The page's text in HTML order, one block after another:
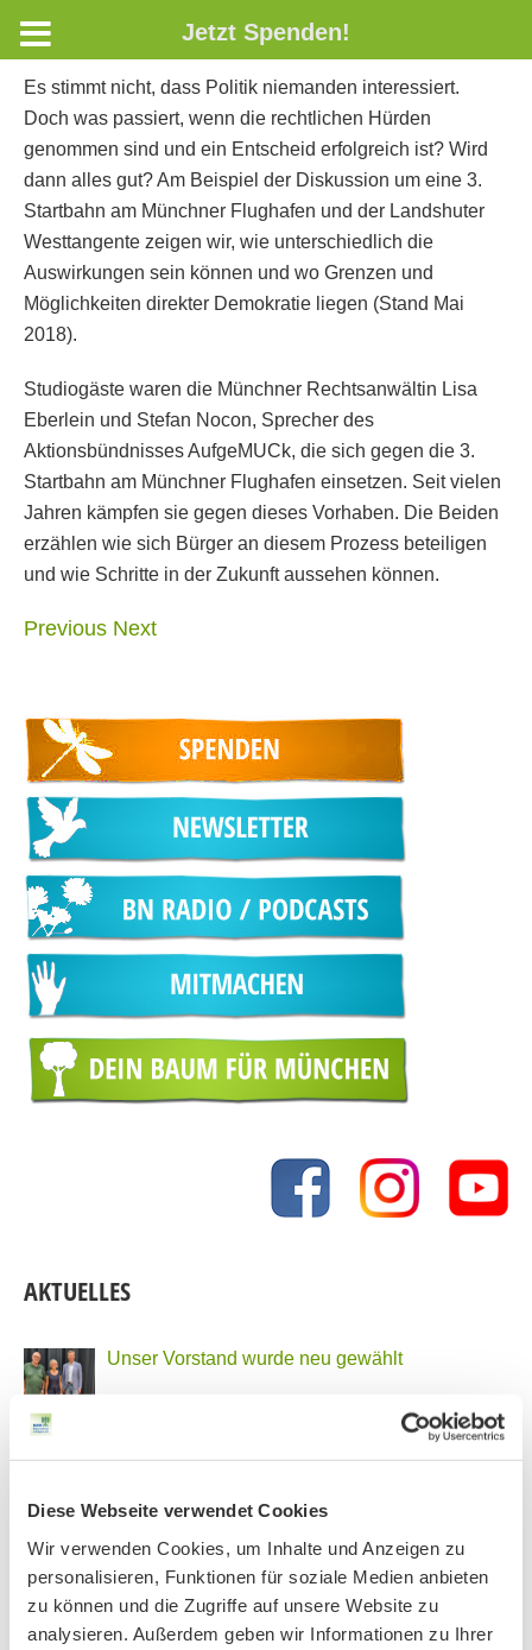
Diese Webseite verwendet Cookies
Wir verwenden Cookies, um Inhalte und Anzeigen zu
personalisieren, Funktionen für soziale Medien anbieten
zu können und die Zugriffe auf unsere Website zu
analysieren. Außerdem geben wir Informationen zu Ihrer
Es stimmt nicht, dass Politik niemanden interessiert.
Doch was passiert, wenn die rechtlichen Hürden
genommen sind und ein Entscheid erfolgreich ist? Wird
dann alles gut? Am Beispiel der Diskussion um eine 3.
Startbahn am Münchner Flughafen und der Landshuter
Westtangente zeigen wir, wie unterschiedlich die
Auswirkungen sein können und wo Grenzen und
Möglichkeiten direkter Demokratie liegen (Stand Mai
2018).
Studiogäste waren die Münchner Rechtsanwältin Lisa
Eberlein und Stefan Nocon, Sprecher des
Aktionsbündnisses AufgeMUCk, die sich gegen die 3.
Startbahn am Münchner Flughafen einsetzen. Seit vielen
Jahren kämpfen sie gegen dieses Vorhaben. Die Beiden
erzählen wie sich Bürger an diesem Prozess beteiligen
und wie Schritte in der Zukunft aussehen können.
Previous Next
AKTUELLES
Unser Vorstand wurde neu gewählt
PHONSTUDIO Sendung Juli 2026
Neue Bio Genusstour
Jetzt Spenden!